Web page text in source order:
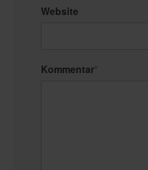
Website
Kommentar*